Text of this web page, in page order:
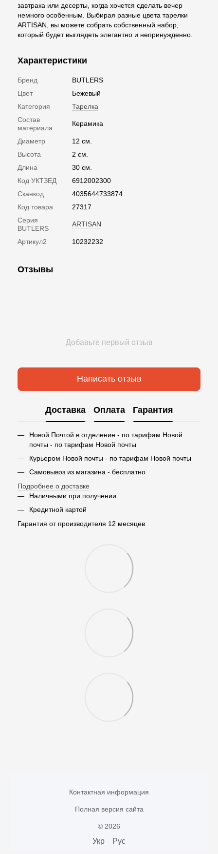
завтрака или десерты, когда хочется сделать вечер
немного особенным. Выбирая разные цвета тарелки
ARTISAN, вы можете собрать собственный набор,
который будет выглядеть элегантно и непринужденно.
Характеристики
Бренд
BUTLERS
Цвет
Бежевый
Категория
Тарелка
Состав
материала
Керамика
Диаметр
12 см.
Высота
2 см.
Длина
30 см.
Код УКТЗЕД
6912002300
Сканкод
4035644733874
Код товара
27317
Серия
BUTLERS
ARTISAN
Артикул2 10232232
Отзывы
Добавьте первый отзыв
Написать отзыв
Доставка Оплата Гарантия
Новой Почтой в отделение - по тарифам Новой
почты - по тарифам Новой почты
Курьером Новой почты - по тарифам Новой почты
Самовывоз из магазина - бесплатно
Подробнее о доставке
Наличными при получении
Кредитной картой
Гарантия от производителя 12 месяцев
Контактная информация
Полная версия сайта
© 2026
Укр Рус